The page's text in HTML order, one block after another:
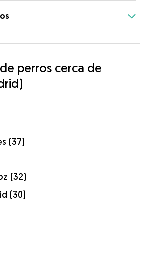
perros cerca de
(37)
(32)
(30)